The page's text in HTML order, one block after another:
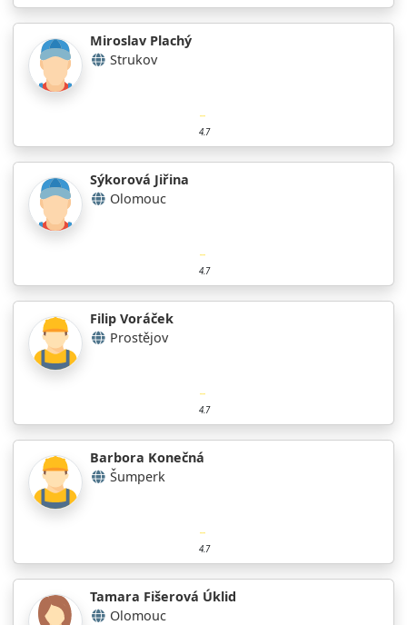
Miroslav Plachý
Strukov
4.7
Sýkorová Jiřina
Olomouc
4.7
Filip Voráček
Prostějov
4.7
Barbora Konečná
Šumperk
4.7
Tamara Fišerová Úklid
Olomouc